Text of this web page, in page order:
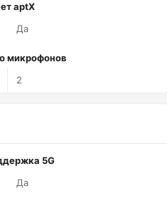
aptX
Да
микрофонов
2
5G
Да